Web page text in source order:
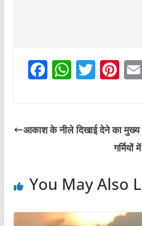
F
e
o
W
s
p
T
er
Pi
e
st
आकाश के नीले दिखाई देने का मुख्य
You May Also